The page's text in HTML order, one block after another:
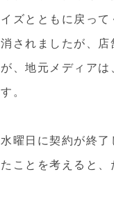
イズとともに戻っ
消されましたが、
が、地元メディア
す。
水曜日に契約が終
たことを考えると、